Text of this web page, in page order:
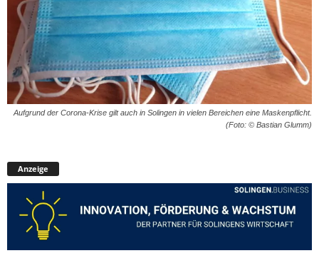
Aufgrund der Corona-Krise gilt auch in Solingen in vielen Bereichen eine Maskenpflicht.
(Foto: © Bastian Glumm)
Anzeige